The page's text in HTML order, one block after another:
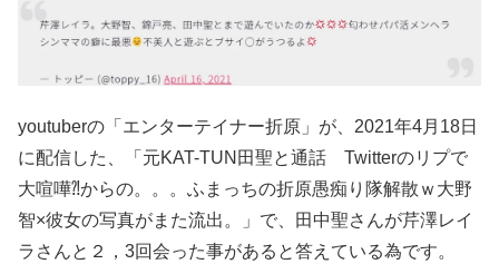
youtuberの「エンターテイナー折原」が、2021年4月18日
に配信した、「元KAT-TUN田聖と通話 Twitterのリプで
大喧嘩⁈からの。。。ふまっちの折原愚痴り隊解散ｗ大野
智×彼女の写真がまた流出。」で、田中聖さんが芹澤レイ
ラさんと２，3回会った事があると答えている為です。